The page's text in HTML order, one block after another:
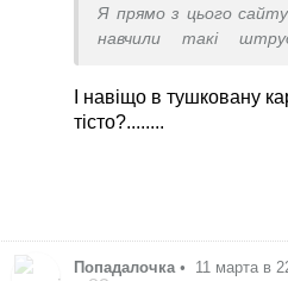
Я прямо з цього
навчили такі
часник, після
маслом, а не олією,
І навіщо в тушковану
тісто?........
Попадалочка • 11 марта в